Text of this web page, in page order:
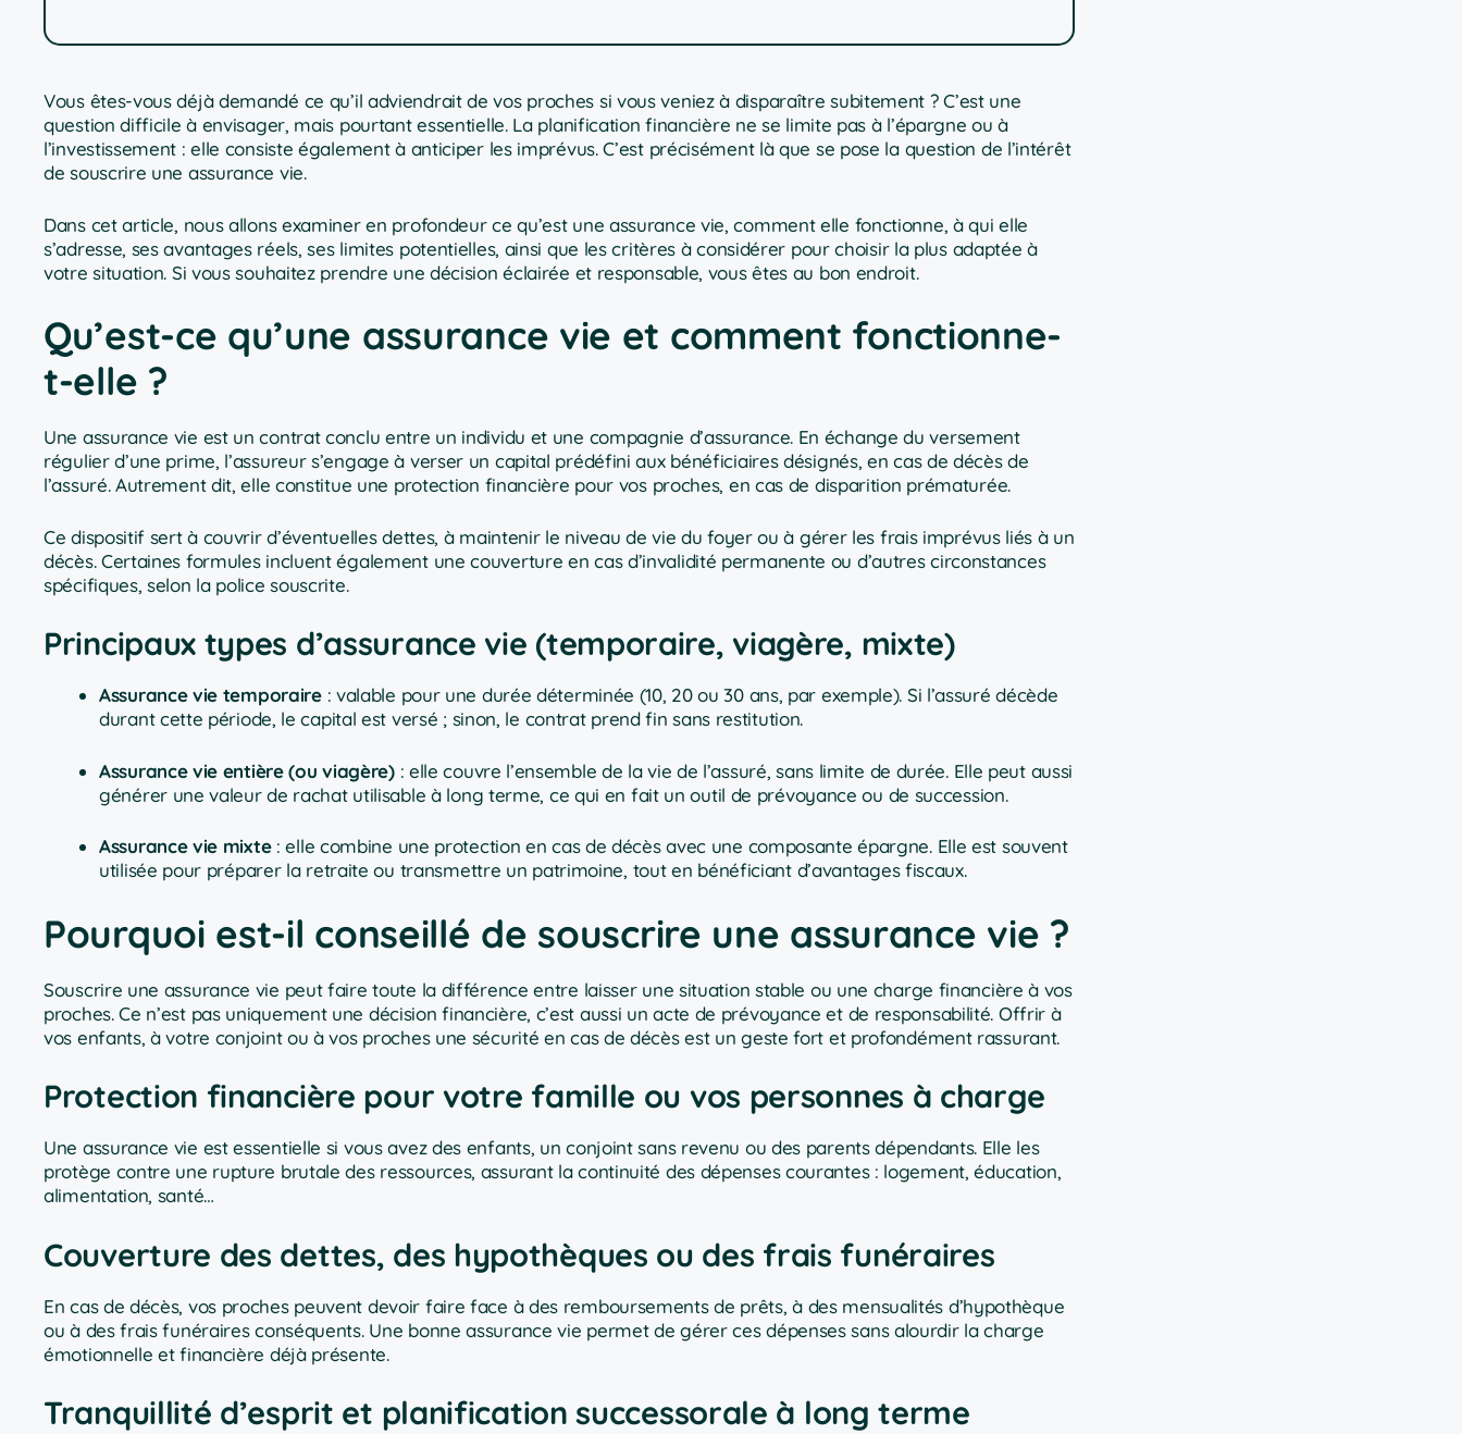
Vous êtes-vous déjà demandé ce qu’il adviendrait de vos proches si vous veniez à disparaître subitement ? C’est une
question difficile à envisager, mais pourtant essentielle. La planification financière ne se limite pas à l’épargne ou à
l’investissement : elle consiste également à anticiper les imprévus. C’est précisément là que se pose la question de l’intérêt
de souscrire une assurance vie.
Dans cet article, nous allons examiner en profondeur ce qu’est une assurance vie, comment elle fonctionne, à qui elle
s’adresse, ses avantages réels, ses limites potentielles, ainsi que les critères à considérer pour choisir la plus adaptée à
votre situation. Si vous souhaitez prendre une décision éclairée et responsable, vous êtes au bon endroit.
Qu’est-ce qu’une assurance vie et comment fonctionne-
t-elle ?
Une assurance vie est un contrat conclu entre un individu et une compagnie d’assurance. En échange du versement
régulier d’une prime, l’assureur s’engage à verser un capital prédéfini aux bénéficiaires désignés, en cas de décès de
l’assuré. Autrement dit, elle constitue une protection financière pour vos proches, en cas de disparition prématurée.
Ce dispositif sert à couvrir d’éventuelles dettes, à maintenir le niveau de vie du foyer ou à gérer les frais imprévus liés à un
décès. Certaines formules incluent également une couverture en cas d’invalidité permanente ou d’autres circonstances
spécifiques, selon la police souscrite.
Principaux types d’assurance vie (temporaire, viagère, mixte)
Assurance vie temporaire: valable pour une durée déterminée (10, 20 ou 30 ans, par exemple). Si l’assuré décède
durant cette période, le capital est versé ; sinon, le contrat prend fin sans restitution.
Assurance vie entière (ou viagère) : elle couvre l’ensemble de la vie de l’assuré, sans limite de durée. Elle peut aussi
générer une valeur de rachat utilisable à long terme, ce qui en fait un outil de prévoyance ou de succession.
Assurance vie mixte: elle combine une protection en cas de décès avec une composante épargne. Elle est souvent
utilisée pour préparer la retraite ou transmettre un patrimoine, tout en bénéficiant d’avantages fiscaux.
Pourquoi est-il conseillé de souscrire une assurance vie ?
Souscrire une assurance vie peut faire toute la différence entre laisser une situation stable ou une charge financière à vos
proches. Ce n’est pas uniquement une décision financière, c’est aussi un acte de prévoyance et de responsabilité. Offrir à
vos enfants, à votre conjoint ou à vos proches une sécurité en cas de décès est un geste fort et profondément rassurant.
Protection financière pour votre famille ou vos personnes à charge
Une assurance vie est essentielle si vous avez des enfants, un conjoint sans revenu ou des parents dépendants. Elle les
protège contre une rupture brutale des ressources, assurant la continuité des dépenses courantes : logement, éducation,
alimentation, santé…
Couverture des dettes, des hypothèques ou des frais funéraires
En cas de décès, vos proches peuvent devoir faire face à des remboursements de prêts, à des mensualités d’hypothèque
ou à des frais funéraires conséquents. Une bonne assurance vie permet de gérer ces dépenses sans alourdir la charge
émotionnelle et financière déjà présente.
Tranquillité d’esprit et planification successorale à long terme